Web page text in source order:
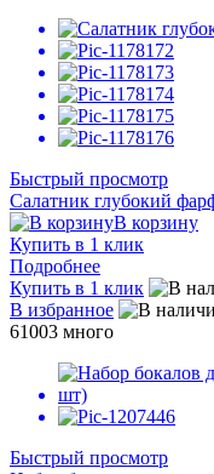
Быстрый просмотр
Салатник глубокий
В корзину
Купить в 1 клик
Подробнее
Купить в 1 клик
В избранное
61003 много
Быстрый просмотр